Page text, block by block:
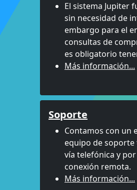
El sistema Jupiter
sin necesidad de
embargo para el
consultas de
es obligatorio
Más información...
Soporte
Contamos con un
equipo de soporte
vía telefónica y
conexión remota.
Más información...